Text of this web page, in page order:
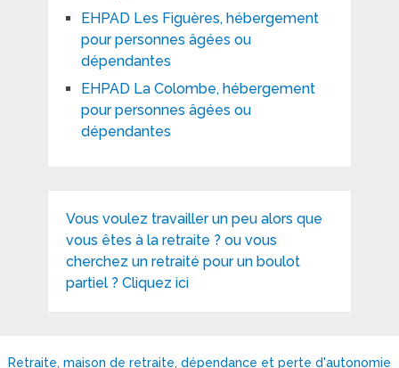
EHPAD Les Figuères, hébergement
pour personnes âgées ou
dépendantes
EHPAD La Colombe, hébergement
pour personnes âgées ou
dépendantes
Vous voulez travailler un peu alors que
vous êtes à la retraite ? ou vous
cherchez un retraité pour un boulot
partiel ? Cliquez ici
Retraite, maison de retraite, dépendance et perte d'autonomie